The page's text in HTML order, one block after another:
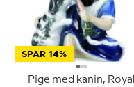
SPAR 14%
Pige med kanin, Royal